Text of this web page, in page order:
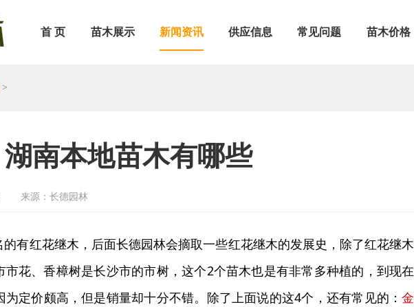
首 页 苗木展示 新闻资讯 供应信息 常见问题 苗木价格
>
湖南本地苗木有哪些
来源：长德园林
有红花继木，后面长德园林会摘取一些红花继木的发展史，除了红花继
花、香樟树是长沙市的市树，这个2个苗木也是有非常多种植的，到现
为定价颇高，但是销量却十分不错。除了上面说的这4个，还有常见的：